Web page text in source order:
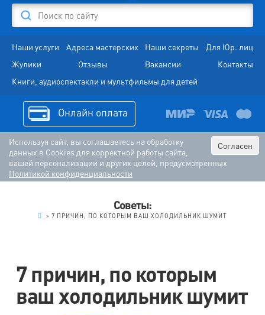
Поиск по сайту
Наши услуги Адреса мастерских Наши секреты
Для Юр. лиц
Жулики
Отзывы Вакансии
Контакты
Книги, аудиоспектакли и мультфильмы для детей
Онлайн оплата
Согласен
Используя сайт, вы соглашаетесь на обработку
данных в Cookies для корректной работы сайта,
вашей персонализации и других целей, предусмотренных
Политикой конфиденциальности
Советы:
>7 ПРИЧИН, ПО КОТОРЫМ ВАШ ХОЛОДИЛЬНИК ШУМИТ
7 причин, по которым
ваш холодильник шумит